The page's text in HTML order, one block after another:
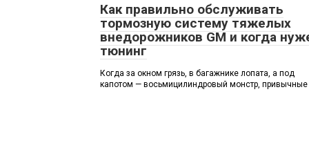
Как правильно обслуживать
тормозную систему тяжелых
внедорожников GM и когда
тюнинг
Когда за окном грязь, в багажнике лопата, а под
капотом — восьмицилиндровый монстр, привычные